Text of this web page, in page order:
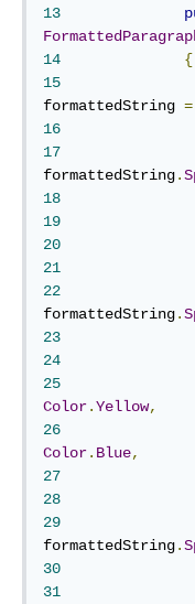
13
14
{
15
formattedString =
16
17
formattedString.
18
19
20
21
22
formattedString.
23
24
25
Color.Yellow,
26
Color. Blue,
27
28
29
formattedString.
30
31